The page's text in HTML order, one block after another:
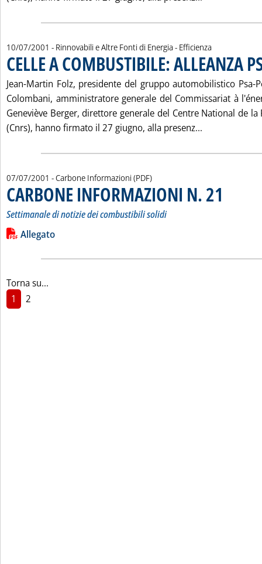
10/07/2001 - Rinnovabili e Altre Fonti di Energia - Efficienza
CELLE A COMBUSTIBILE: ALLEANZA
Jean-Martin Folz, presidente del gruppo automobilistico Psa-
Colombani, amministratore generale del Commissariat à
Geneviève Berger, direttore generale del Centre National de la
(Cnrs), hanno firmato il 27 giugno, alla presenz...
07/07/2001 - Carbone Informazioni (PDF)
CARBONE INFORMAZIONI N. 21
Settimanale di notizie dei combustibili solidi
Leggi tutta la notizia: 'CARBONE INFORMAZIONI N. 21'
Lista allegati PDF alla notizia
Allegato
Torna su...
1
2